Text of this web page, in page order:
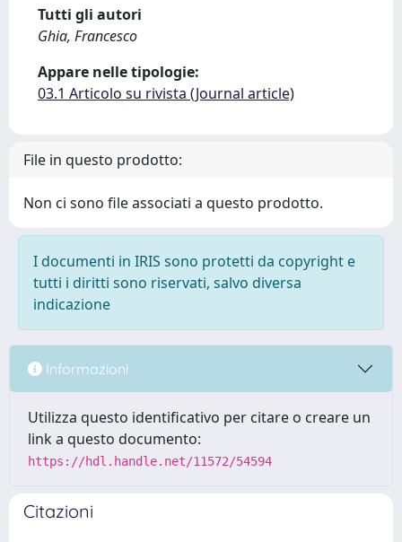
Tutti gli autori
Ghia, Francesco
Appare nelle tipologie:
03.1 Articolo su rivista (Journal article)
File in questo prodotto:
Non ci sono file associati a questo prodotto.
I documenti in IRIS sono protetti da copyright e
tutti i diritti sono riservati, salvo diversa
indicazione
Informazioni
Utilizza questo identificativo per citare o creare un
link a questo documento:
https://hdl.handle.net/11572/54594
Citazioni